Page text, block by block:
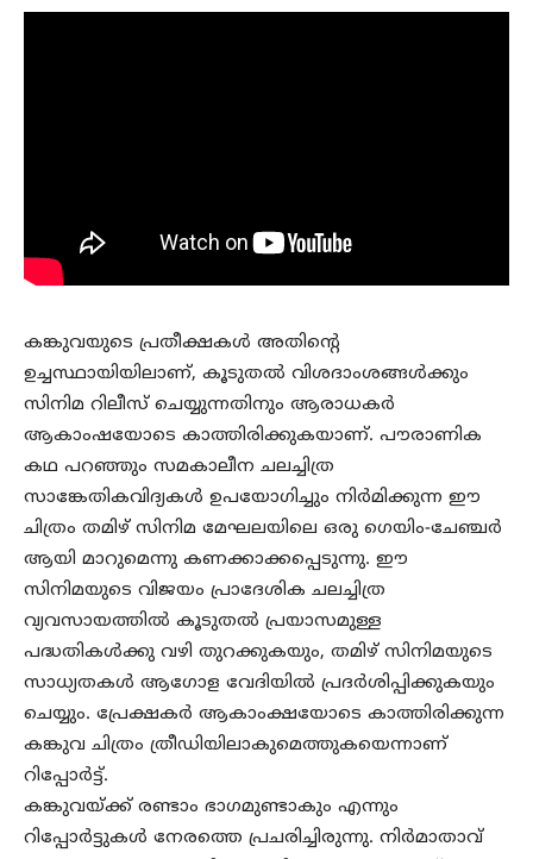
കങ്കുവയുടെ പ്രതീക്ഷകള്‍ അതിന്റെ
ഉച്ചസ്ഥായിയിലാണ്, കൂടുതല്‍ വിശദാംശങ്ങള്‍ക്കും
സിനിമ റിലീസ് ചെയ്യുന്നതിനും ആരാധകര്‍
ആകാംഷയോടെ കാത്തിരിക്കുകയാണ്. പൗരാണിക
കഥ പറഞ്ഞും സമകാലീന ചലച്ചിത്ര
സാങ്കേതികവിദ്യകള്‍ ഉപയോഗിച്ചും നിര്‍മിക്കുന്ന ഈ
ചിത്രം തമിഴ് സിനിമ മേഘലയിലെ ഒരു ഗെയിം-ചേഞ്ചര്‍
ആയി മാറുമെന്നു കണക്കാക്കപ്പെടുന്നു. ഈ
സിനിമയുടെ വിജയം പ്രാദേശിക ചലച്ചിത്ര
വ്യവസായത്തില്‍ കൂടുതല്‍ പ്രയാസമുള്ള
പദ്ധതികള്‍ക്കു വഴി തുറക്കുകയും, തമിഴ് സിനിമയുടെ
സാധ്യതകള്‍ ആഗോള വേദിയില്‍ പ്രദര്‍ശിപ്പിക്കുകയും
ചെയ്യും. പ്രേക്ഷകര്‍ ആകാംക്ഷയോടെ കാത്തിരിക്കുന്ന
കങ്കുവ ചിത്രം ത്രീഡിയിലാകുമെത്തുകയെന്നാണ്
റിപ്പോര്‍ട്ട്.
കങ്കുവയ്ക്ക് രണ്ടാം ഭാഗമുണ്ടാകും എന്നും
റിപ്പോര്‍ട്ടുകള്‍ നേരത്തെ പ്രചരിച്ചിരുന്നു. നിര്‍മാതാവ്